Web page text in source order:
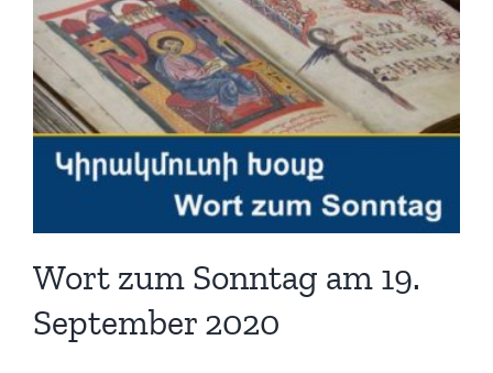
Wort zum Sonntag am 19.
September 2020